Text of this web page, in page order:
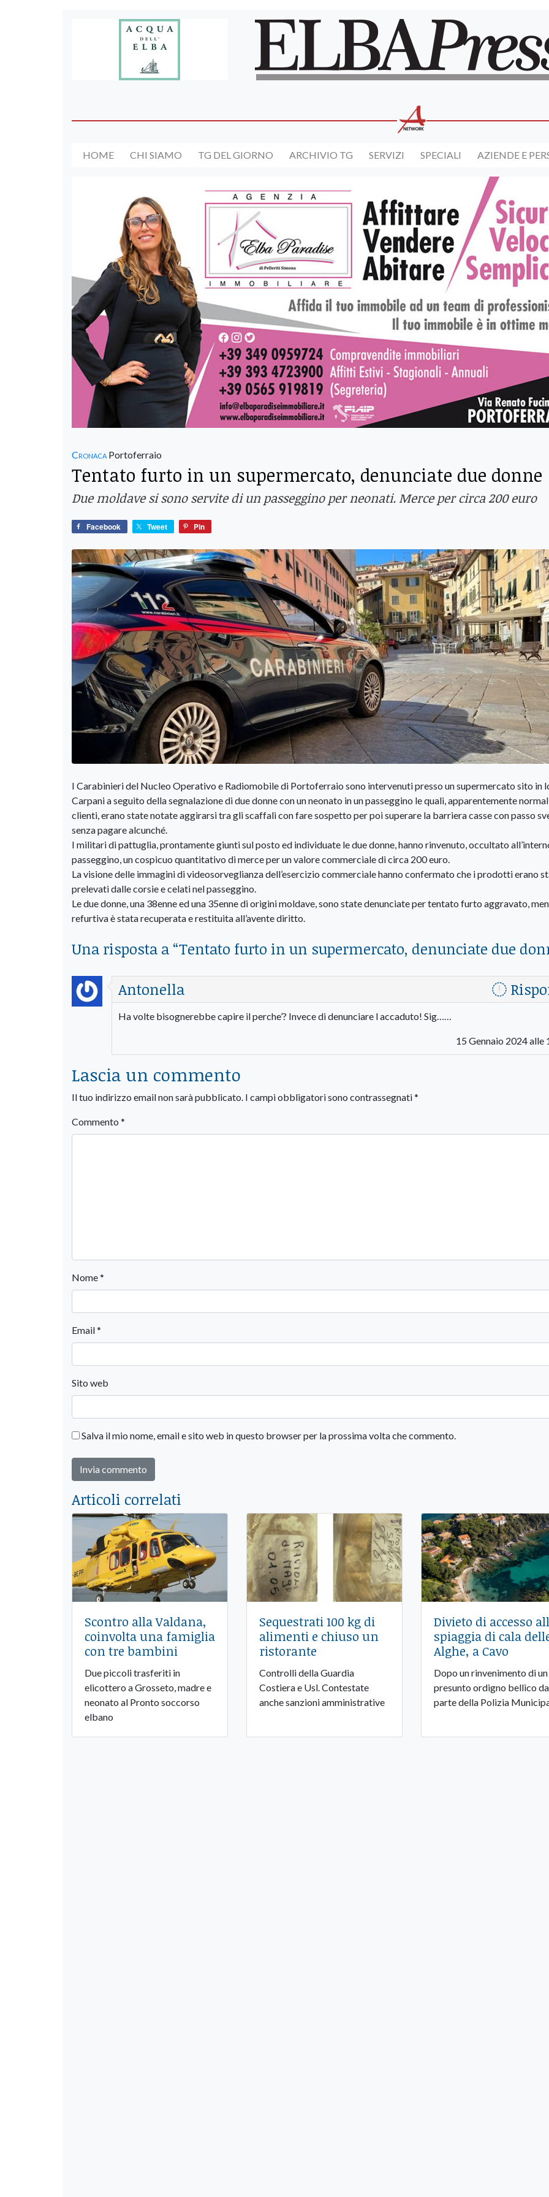
HOME CHI SIAMO TG DEL GIORNO ARCHIVIO TG SERVIZI SPECIALI AZIENDE E
Cronaca Portoferraio
Tentato furto in un supermercato, denunciate due donne
Due moldave si sono servite di un passeggino per neonati. Merce per circa 200 euro
Facebook Tweet Pin
I Carabinieri del Nucleo Operativo e Radiomobile di Portoferraio sono intervenuti presso un supermercato sito in
Carpani a seguito della segnalazione di due donne con un neonato in un passeggino le quali, apparentemente
clienti, erano state notate aggirarsi tra gli scaffali con fare sospetto per poi superare la barriera casse con passo
senza pagare alcunché.
I militari di pattuglia, prontamente giunti sul posto ed individuate le due donne, hanno rinvenuto, occultato
passeggino, un cospicuo quantitativo di merce per un valore commerciale di circa 200 euro.
La visione delle immagini di videosorveglianza dell’esercizio commerciale hanno confermato che i prodotti erano
prelevati dalle corsie e celati nel passeggino.
Le due donne, una 38enne ed una 35enne di origini moldave, sono state denunciate per tentato furto aggravato,
refurtiva è stata recuperata e restituita all’avente diritto.
Una risposta a “Tentato furto in un supermercato, denunciate due
Antonella
Ha volte bisognerebbe capire il perche’? Invece di denunciare l accaduto! Sig……
15 Gennaio 2024 alle
Lascia un commento
Il tuo indirizzo email non sarà pubblicato. I campi obbligatori sono contrassegnati*
Commento *
Nome*
Email*
Sito web
Salva il mio nome, email e sito web in questo browser per la prossima volta che commento.
Articoli correlati
Scontro alla Valdana,
coinvolta una famiglia
con tre bambini
Due piccoli trasferiti in
elicottero a Grosseto, madre e
neonato al Pronto soccorso
elbano
Sequestrati 100 kg di
alimenti e chiuso un
ristorante
Controlli della Guardia
Costiera e Usl. Contestate
anche sanzioni amministrative
Divieto di accesso
spiaggia di cala
Alghe, a Cavo
Dopo un rinvenimento di un
presunto ordigno bellico da
parte della Polizia